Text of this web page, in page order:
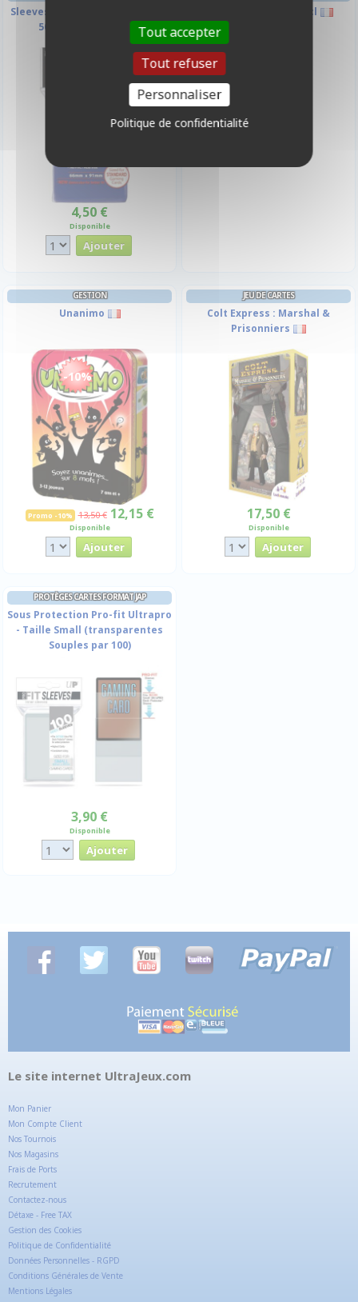
Sleeves Ultra-pro Standard Par
50 Bleu Foncé Matte
4,50 €
Disponible
Boisson - Canette 33cl
GESTION
Unanimo
-10%
Promo -10% 13,50 € 12,15 €
Disponible
JEU DE CARTES
Colt Express : Marshal &
Prisonniers
17,50 €
Disponible
PROTÈGES CARTES FORMAT JAP
Sous Protection Pro-fit Ultrapro
- Taille Small (transparentes
Souples par 100)
3,90 €
Disponible
Le site internet UltraJeux.com
Mon Panier
Mon Compte Client
Nos Tournois
Nos Magasins
Frais de Ports
Recrutement
Contactez-nous
Détaxe - Free TAX
Gestion des Cookies
Politique de Confidentialité
Données Personnelles - RGPD
Conditions Générales de Vente
Mentions Légales
Tout accepter
Tout refuser
Personnaliser
Politique de confidentialité